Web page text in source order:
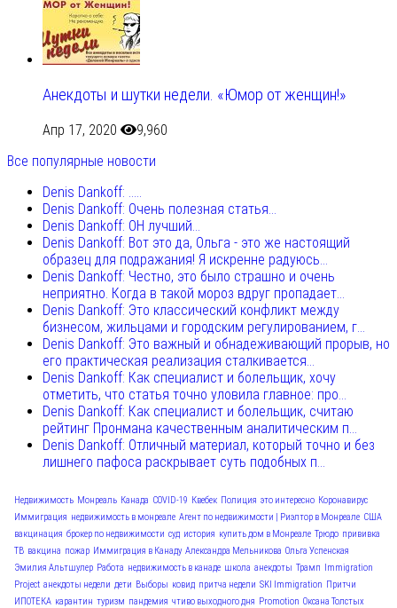
Анекдоты и шутки недели. «Юмор от женщин!»
Апр 17, 2020
9,960
Все популярные новости
Denis Dankoff: .....
Denis Dankoff: Очень полезная статья...
Denis Dankoff: ОН лучший...
Denis Dankoff: Вот это да, Ольга - это же настоящий
образец для подражания! Я искренне радуюсь...
Denis Dankoff: Честно, это было страшно и очень
неприятно. Когда в такой мороз вдруг пропадает...
Denis Dankoff: Это классический конфликт между
бизнесом, жильцами и городским регулированием, г...
Denis Dankoff: Это важный и обнадеживающий прорыв, но
его практическая реализация сталкивается...
Denis Dankoff: Как специалист и болельщик, хочу
отметить, что статья точно уловила главное: про...
Denis Dankoff: Как специалист и болельщик, считаю
рейтинг Пронмана качественным аналитическим п...
Denis Dankoff: Отличный материал, который точно и без
лишнего пафоса раскрывает суть подобных п...
Недвижимость Монреаль Канада COVID-19 Квебек Полиция это интересно Коронавирус
Иммиграция недвижимость в монреале Агент по недвижимости | Риэлтор в Монреале США
вакцинация брокер по недвижимости суд история купить дом в Монреале Трюдо прививка
ТВ вакцина пожар Иммиграция в Канаду Александра Мельникова Ольга Успенская
Эмилия Альтшулер Работа недвижимость в канаде школа анекдоты Трамп Immigration
Project анекдоты недели дети Выборы ковид притча недели SKI Immigration Притчи
ИПОТЕКА карантин туризм пандемия чтиво выходного дня Promotion Оксана Толстых